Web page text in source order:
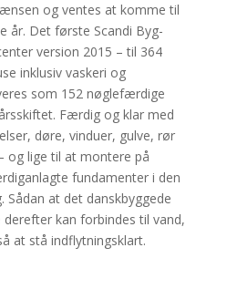
og ventes at komme til
år. Det første Scandi Byg-
version 2015 – til 364
inklusiv vaskeri og
som 152 nøglefærdige
Færdig og klar med
døre, vinduer, gulve, rør
og lige til at montere på
fundamenter i den
Sådan at det danskbyggede
kan forbindes til vand,
at stå indflytningsklart.